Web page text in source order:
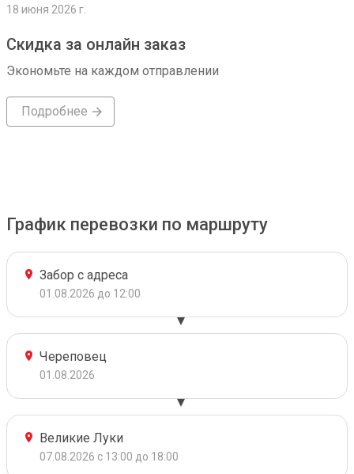
18 июня 2026 г.
Скидка за онлайн заказ
Экономьте на каждом отправлении
Подробнее
График перевозки по маршруту
Забор с адреса
01.08.2026 до 12:00
Череповец
01.08.2026
Великие Луки
07.08.2026 с 13:00 до 18:00